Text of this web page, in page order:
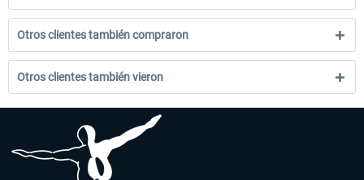
Otros clientes también compraron
Otros clientes también vieron